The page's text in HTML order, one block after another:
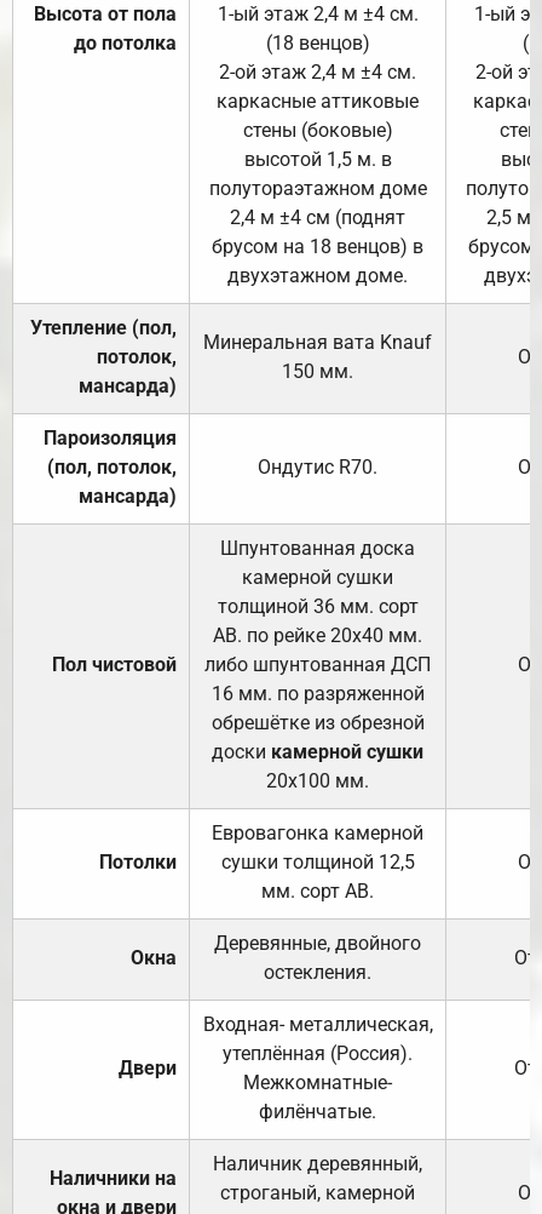
Высота от пола
до потолка
1-ый этаж 2,4 м ±4 см.
(18 венцов)
2-ой этаж 2,4 м ±4 см.
каркасные аттиковые
стены (боковые)
высотой 1,5 м. в
полутораэтажном доме
2,4 м ±4 см (поднят
брусом на 18 венцов) в
двухэтажном доме.
1-ый
2-ой
2,5 м
брусом
Утепление (пол,
потолок,
мансарда)
Минеральная вата Knauf
150 мм.
Пароизоляция
(пол, потолок,
мансарда)
Ондутис R70.
Пол чистовой
Шпунтованная доска
камерной сушки
толщиной 36 мм. сорт
АВ. по рейке 20х40 мм.
либо шпунтованная ДСП
16 мм. по разряженной
обрешётке из обрезной
доски камерной сушки
20х100 мм.
Потолки
Евровагонка камерной
сушки толщиной 12,5
мм. сорт АВ.
Окна
Деревянные, двойного
остекления.
Двери
Входная- металлическая,
утеплённая (Россия).
Межкомнатные-
филёнчатые.
Наличники на
окна и двери
Наличник деревянный,
строганый, камерной